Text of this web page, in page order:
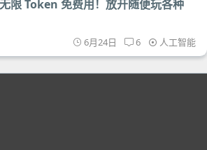
限 Token 免费用！放开随便玩各种
6月24日 6 人工智能